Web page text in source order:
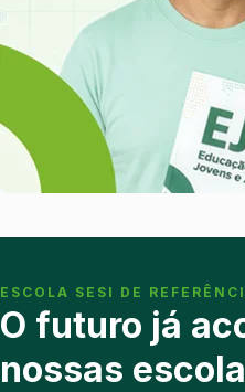
ESCOLA SESI DE
O futuro já
nossas